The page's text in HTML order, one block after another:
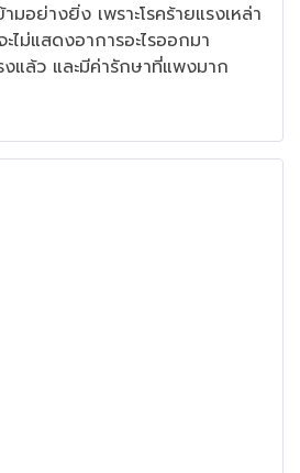
มอย่างยิ่ง เพราะโรคร้ายแรงเหล่า
ม่แสดงอาการอะไรออกมา
งแล้ว และมีค่ารักษาที่แพงมาก